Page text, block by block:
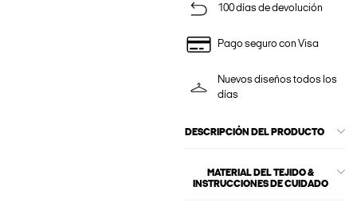
100 días de devolución
Pago seguro con Visa
Nuevos diseños todos los
días
DESCRIPCIÓN DEL PRODUCTO
MATERIAL DEL TEJIDO &
INSTRUCCIONES DE CUIDADO